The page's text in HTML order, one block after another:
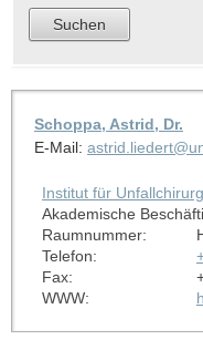
Schoppa, Astrid, Dr.
E-Mail:
Institut für
Akademische
Raumnummer:
Telefon:
Fax:
WWW: